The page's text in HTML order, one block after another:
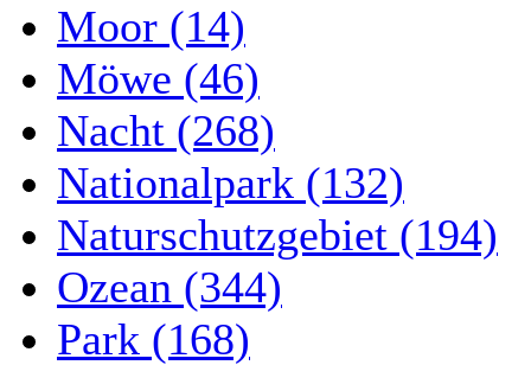
Moor (14)
Möwe (46)
Nacht (268)
Nationalpark (132)
Naturschutzgebiet (194)
Ozean (344)
Park (168)